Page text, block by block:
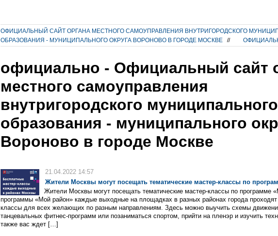
ОФИЦИАЛЬНЫЙ САЙТ ОРГАНА МЕСТНОГО САМОУПРАВЛЕНИЯ ВНУТРИГОРОДСКОГО
ОБРАЗОВАНИЯ - МУНИЦИПАЛЬНОГО ОКРУГА ВОРОНОВО В ГОРОДЕ МОСКВЕ
//
официально - Официальный сайт
местного самоуправления
внутригородского муниципального
образования - муниципального
Вороново в городе Москве
21.04.2022 14:57
Жители Москвы могут посещать тематические мастер-классы по
Жители Москвы могут посещать тематические мастер-классы по программе
программы «Мой район» каждые выходные на площадках в разных районах города
классы для всех желающих по разным направлениям. Здесь можно выучить схемы
танцевальных фитнес-программ или позаниматься спортом, прийти на пленэр и изучить
также вас ждет […]